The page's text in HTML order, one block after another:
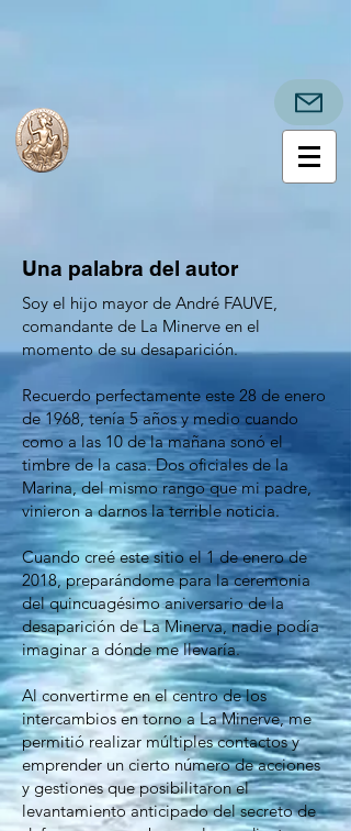
Una palabra del autor
Soy el hijo mayor de André FAUVE,
comandante de La Minerve en el
momento de su desaparición.
Recuerdo perfectamente este 28 de enero
de 1968, tenía 5 años y medio cuando
como a las 10 de la mañana sonó el
timbre de la casa. Dos oficiales de la
Marina, del mismo rango que mi padre,
vinieron a darnos la terrible noticia.
Cuando creé este sitio el 1 de enero de
2018, preparándome para la ceremonia
del quincuagésimo aniversario de la
desaparición de La Minerva, nadie podía
imaginar a dónde me llevaría.
Al convertirme en el centro de los
intercambios en torno a La Minerve, me
permitió realizar múltiples contactos y
emprender un cierto número de acciones
y gestiones que posibilitaron el
levantamiento anticipado del secreto de